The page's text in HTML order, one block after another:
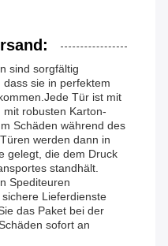
sind sorgfältig
sie in perfektem
Tür ist mit
robusten Karton-
Schäden während des
werden dann in
gelegt, die dem Druck
standhält.
Spediteuren
Lieferdienste
das Paket bei der
sofort an